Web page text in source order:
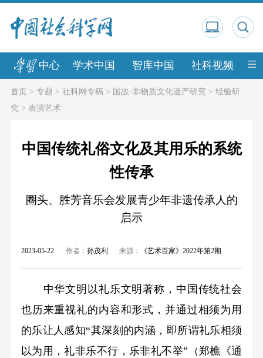
中心 学术中国 智库中国 社科视频 中
首页> 专题 > 社科网专稿> 国故·非物质文化遗产研究 > 经验研
究 > 表演艺术
中国传统礼俗文化及其用乐的系统
性传承
圈头、胜芳音乐会发展青少年非遗传承人的
启示
2023-05-22 作者： 孙茂利 来源： 《艺术百家》2022年第2期
中华文明以礼乐文明著称，中国传统社会
也历来重视礼的内容和形式，并通过相须为用
的乐让人感知“其深刻的内涵，即所谓礼乐相须
以为用，礼非乐不行，乐非礼不举”（郑樵《通